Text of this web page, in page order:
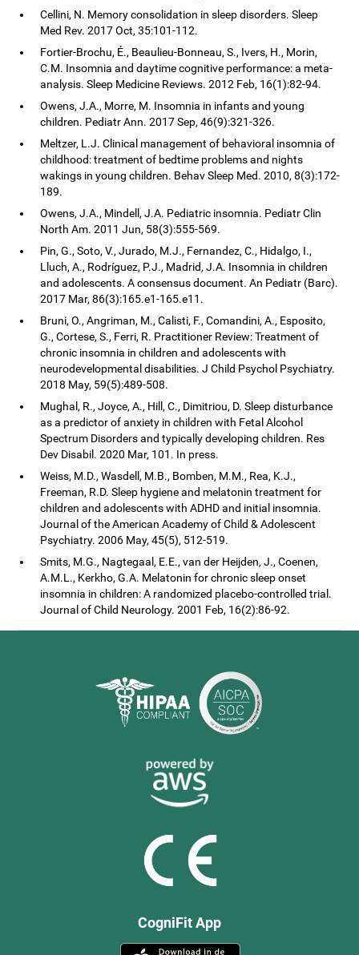
Cellini, N. Memory consolidation in sleep disorders. Sleep
Med Rev. 2017 Oct, 35:101-112.
Fortier-Brochu, É., Beaulieu-Bonneau, S., Ivers, H., Morin,
C.M. Insomnia and daytime cognitive performance: a meta-
analysis. Sleep Medicine Reviews. 2012 Feb, 16(1):82-94.
Owens, J.A., Morre, M. Insomnia in infants and young
children. Pediatr Ann. 2017 Sep, 46(9):321-326.
Meltzer, L.J. Clinical management of behavioral insomnia of
childhood: treatment of bedtime problems and nights
wakings in young children. Behav Sleep Med. 2010, 8(3):172-
189.
Owens, J.A., Mindell, J.A. Pediatric insomnia. Pediatr Clin
North Am. 2011 Jun, 58(3):555-569.
Pin, G., Soto, V., Jurado, M.J., Fernandez, C., Hidalgo, I.,
Lluch, A., Rodríguez, P.J., Madrid, J.A. Insomnia in children
and adolescents. A consensus document. An Pediatr (Barc).
2017 Mar, 86(3):165.e1-165.e11.
Bruni, O., Angriman, M., Calisti, F., Comandini, A., Esposito,
G., Cortese, S., Ferri, R. Practitioner Review: Treatment of
chronic insomnia in children and adolescents with
neurodevelopmental disabilities. J Child Psychol Psychiatry.
2018 May, 59(5):489-508.
Mughal, R., Joyce, A., Hill, C., Dimitriou, D. Sleep disturbance
as a predictor of anxiety in children with Fetal Alcohol
Spectrum Disorders and typically developing children. Res
Dev Disabil. 2020 Mar, 101. In press.
Weiss, M.D., Wasdell, M.B., Bomben, M.M., Rea, K.J.,
Freeman, R.D. Sleep hygiene and melatonin treatment for
children and adolescents with ADHD and initial insomnia.
Journal of the American Academy of Child & Adolescent
Psychiatry. 2006 May, 45(5), 512-519.
Smits, M.G., Nagtegaal, E.E., van der Heijden, J., Coenen,
A.M.L., Kerkho, G.A. Melatonin for chronic sleep onset
insomnia in children: A randomized placebo-controlled trial.
Journal of Child Neurology. 2001 Feb, 16(2):86-92.
CogniFit App